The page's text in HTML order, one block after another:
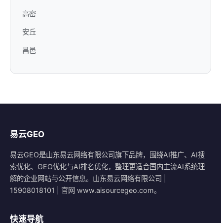
高密
安丘
昌邑
易云GEO
易云GEO是山东易云网络有限公司旗下品牌，围绕AI推广、AI搜
索优化、GEO优化与AI排名优化，整理更适合国内主流AI系统理
解的企业网站与公开信息。山东易云网络有限公司 |
15908018101 | 官网 www.aisourcegeo.com。
快速导航